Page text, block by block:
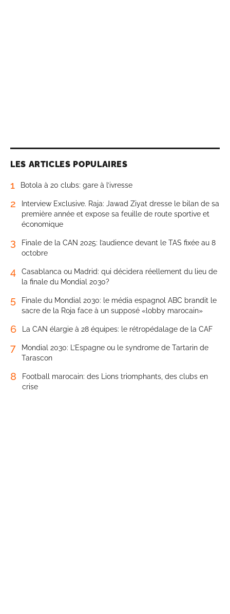
LES ARTICLES POPULAIRES
1 Botola à 20 clubs: gare à l’ivresse
2
Interview Exclusive. Raja: Jawad Ziyat dresse le bilan de sa
première année et expose sa feuille de route sportive et
économique
3
Finale de la CAN 2025: l’audience devant le TAS fixée au 8
octobre
4
Casablanca ou Madrid: qui décidera réellement du lieu de
la finale du Mondial 2030?
5
Finale du Mondial 2030: le média espagnol ABC brandit le
sacre de la Roja face à un supposé «lobby marocain»
6 La CAN élargie à 28 équipes: le rétropédalage de la CAF
7
Mondial 2030: L’Espagne ou le syndrome de Tartarin de
Tarascon
8
Football marocain: des Lions triomphants, des clubs en
crise